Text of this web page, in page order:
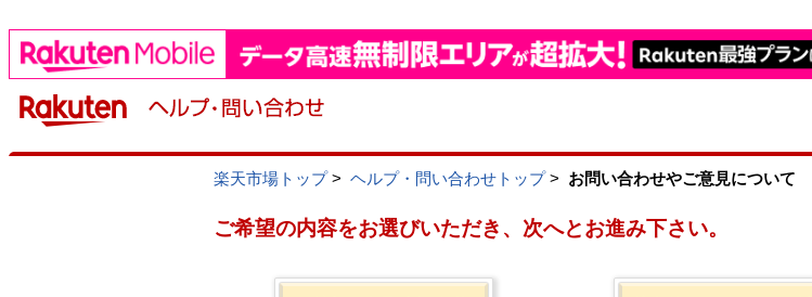
楽天市場トップ> ヘルプ・問い合わせトップ> お問い合わせやご意見について
ご希望の内容をお選びいただき、次へとお進み下さい。